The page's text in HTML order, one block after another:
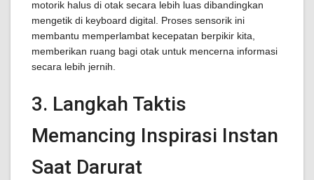
motorik halus di otak secara lebih luas dibandingkan
mengetik di keyboard digital. Proses sensorik ini
membantu memperlambat kecepatan berpikir kita,
memberikan ruang bagi otak untuk mencerna informasi
secara lebih jernih.
3. Langkah Taktis
Memancing Inspirasi Instan
Saat Darurat